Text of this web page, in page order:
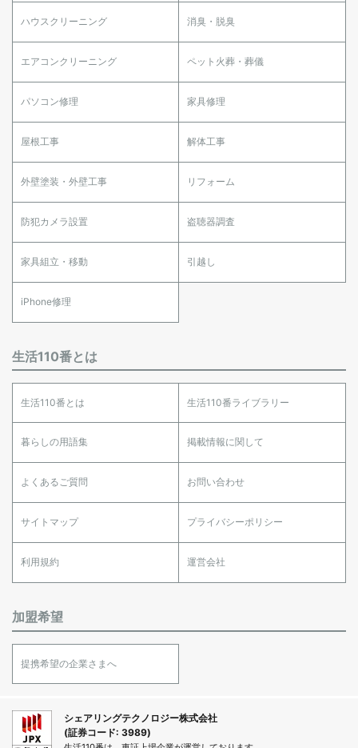
ハウスクリーニング 消臭・脱臭
エアコンクリーニング ペット火葬・葬儀
パソコン修理 家具修理
屋根工事 解体工事
外壁塗装・外壁工事 リフォーム
防犯カメラ設置 盗聴器調査
家具組立・移動 引越し
iPhone修理
生活110番とは
生活110番とは 生活110番ライブラリー
暮らしの用語集 掲載情報に関して
よくあるご質問 お問い合わせ
サイトマップ プライバシーポリシー
利用規約 運営会社
加盟希望
提携希望の企業さまへ
シェアリングテクノロジー株式会社
(証券コード: 3989)